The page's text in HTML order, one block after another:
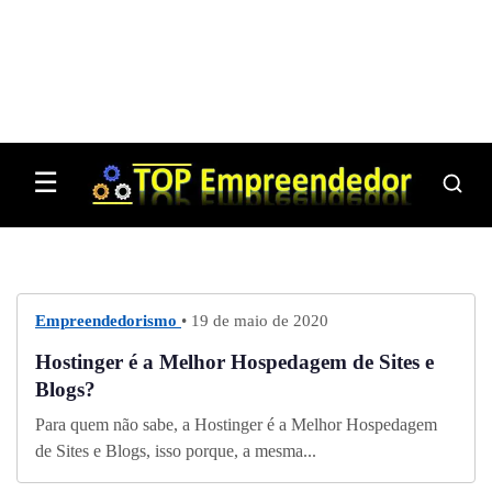
☰
Empreendedorismo • 19 de maio de 2020
Hostinger é a Melhor Hospedagem de Sites e
Blogs?
Para quem não sabe, a Hostinger é a Melhor Hospedagem
de Sites e Blogs, isso porque, a mesma...